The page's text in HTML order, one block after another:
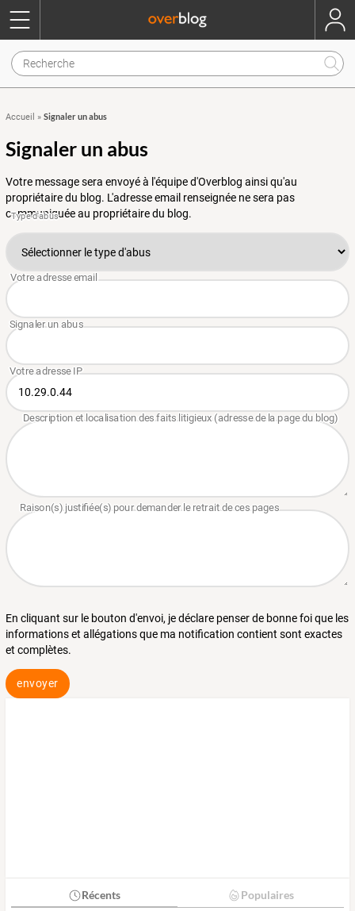
Accueil » Signaler un abus
Signaler un abus
Votre message sera envoyé à l'équipe d'Overblog ainsi qu'au
propriétaire du blog. L'adresse email renseignée ne sera pas
communiquée au propriétaire du blog.
En cliquant sur le bouton d'envoi, je déclare penser de bonne foi que les
informations et allégations que ma notification contient sont exactes
et complètes.
envoyer
Récents Populaires